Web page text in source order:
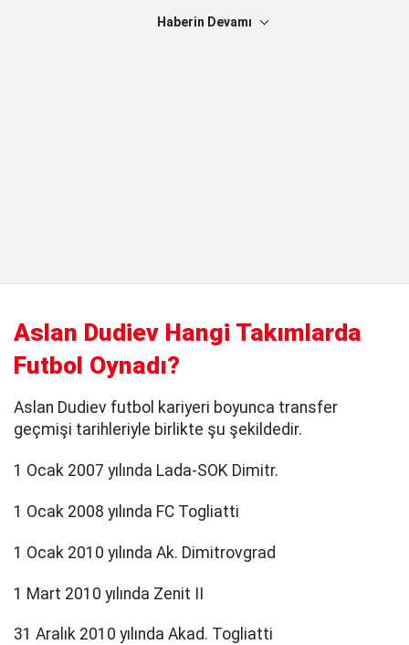
Haberin Devamı
Aslan Dudiev Hangi Takımlarda
Futbol Oynadı?
Aslan Dudiev futbol kariyeri boyunca transfer
geçmişi tarihleriyle birlikte şu şekildedir.
1 Ocak 2007 yılında Lada-SOK Dimitr.
1 Ocak 2008 yılında FC Togliatti
1 Ocak 2010 yılında Ak. Dimitrovgrad
1 Mart 2010 yılında Zenit II
31 Aralık 2010 yılında Akad. Togliatti